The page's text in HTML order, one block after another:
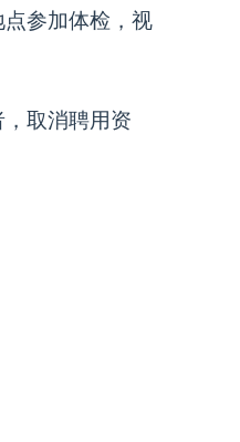
参加体检，视
取消聘用资